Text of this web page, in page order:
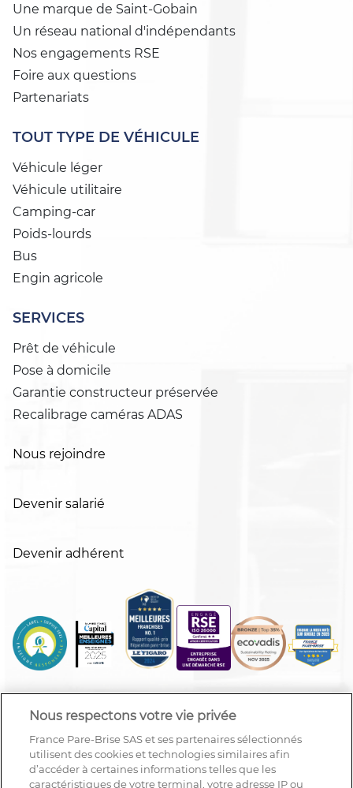
Une marque de Saint-Gobain
Un réseau national d'indépendants
Nos engagements RSE
Foire aux questions
Partenariats
TOUT TYPE DE VÉHICULE
Véhicule léger
Véhicule utilitaire
Camping-car
Poids-lourds
Bus
Engin agricole
SERVICES
Prêt de véhicule
Pose à domicile
Garantie constructeur préservée
Recalibrage caméras ADAS
Nous rejoindre
Devenir salarié
Devenir adhérent
Nous respectons votre vie privée
France Pare-Brise SAS et ses partenaires sélectionnés
utilisent des cookies et technologies similaires afin
d’accéder à certaines informations telles que les
caractéristiques de votre terminal, votre adresse IP ou